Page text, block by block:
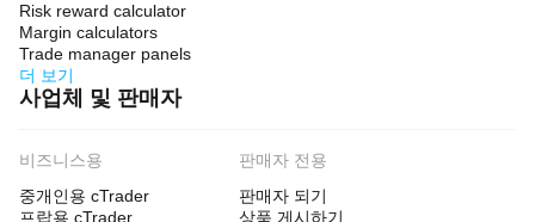
Risk reward calculator
Margin calculators
Trade manager panels
더 보기
사업체 및 판매자
비즈니스용
중개인용 cTrader
프랍용 cTrader
판매자 전용
판매자 되기
상품 게시하기